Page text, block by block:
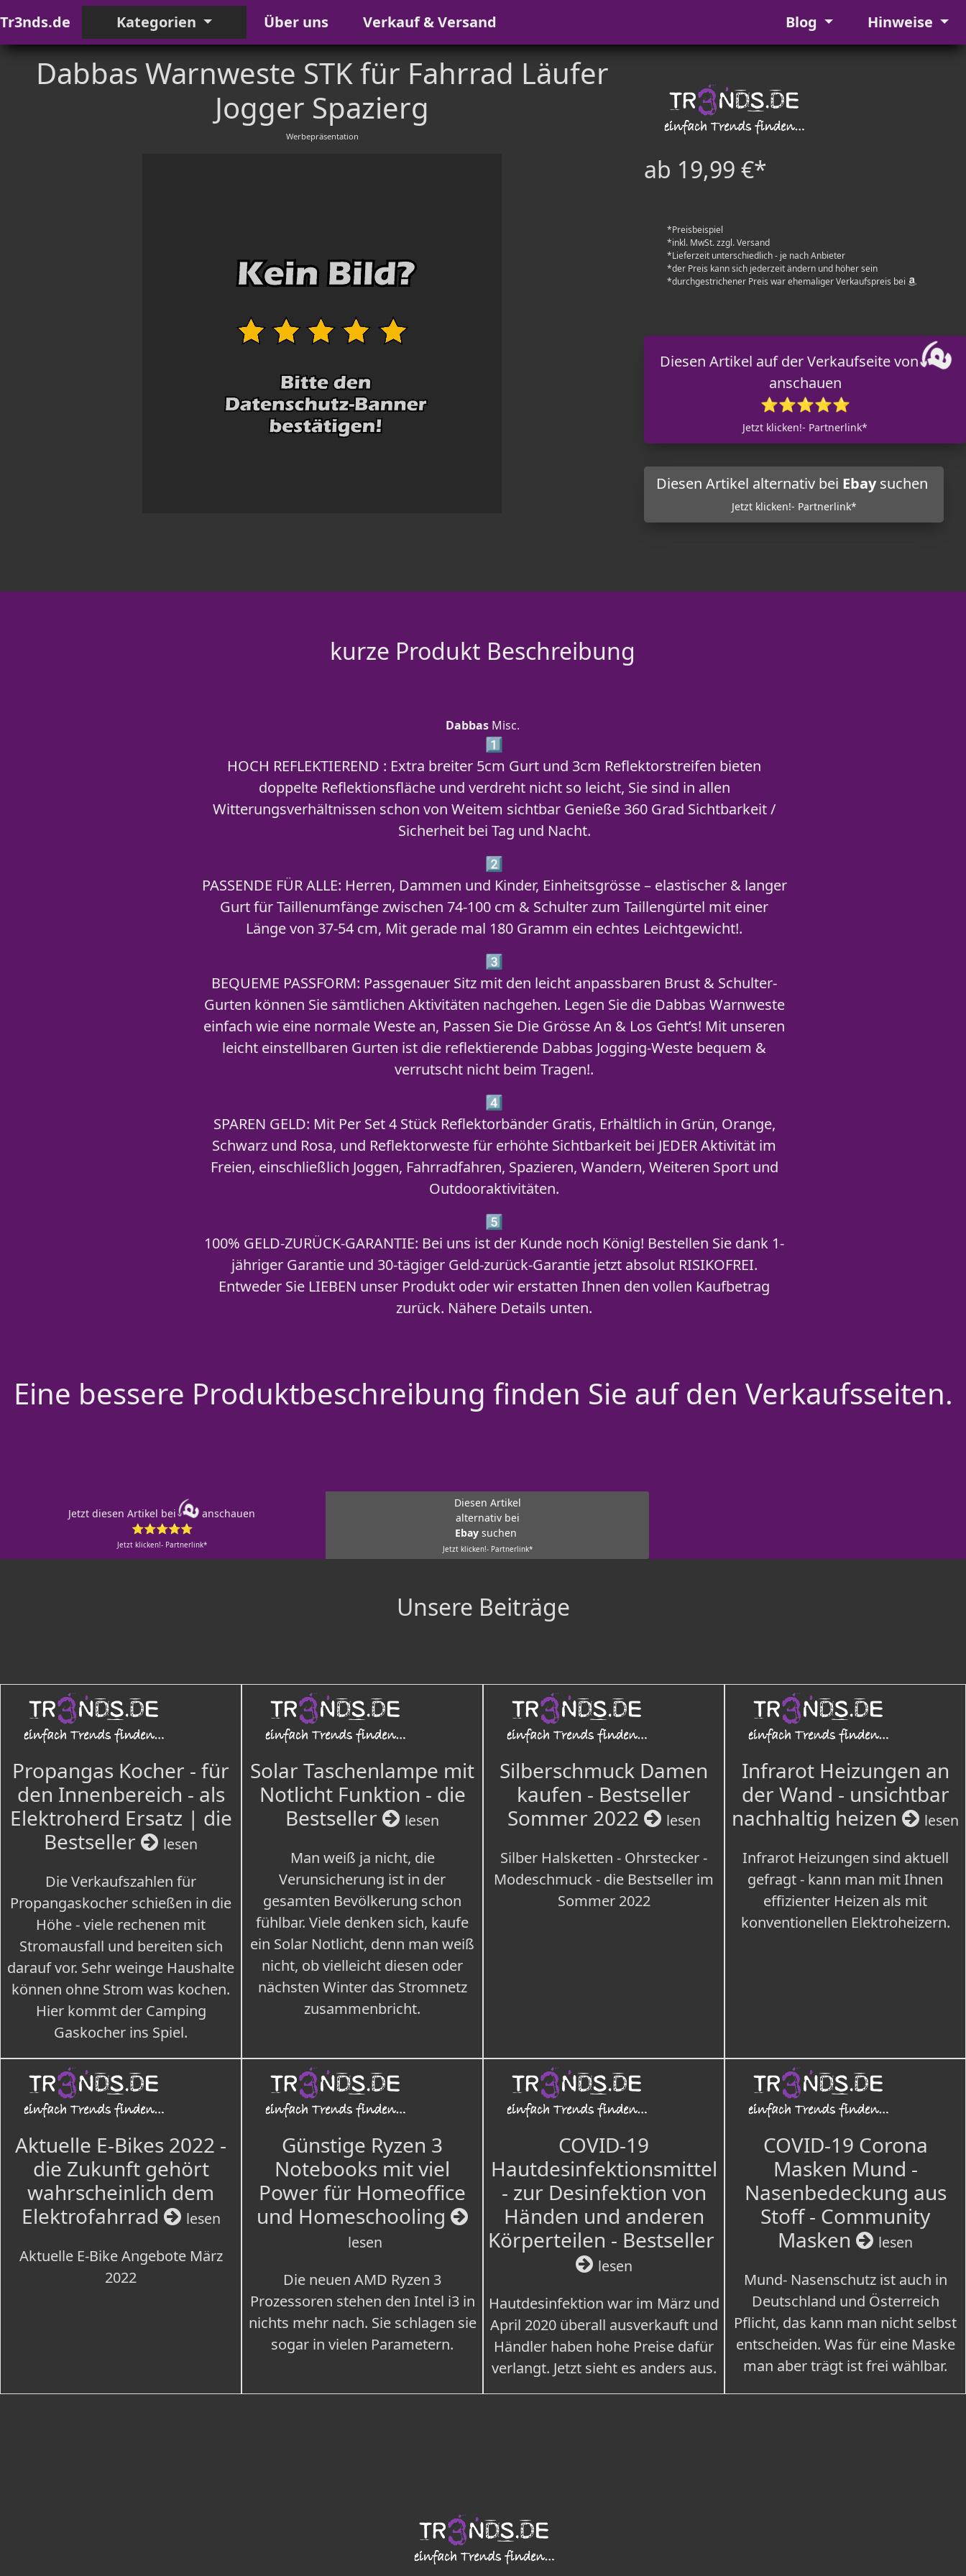
Tr3nds.de Kategorien Über uns Verkauf & Versand Blog Hinweise
Dabbas Warnweste STK für Fahrrad Läufer
Jogger Spazierg
Werbepräsentation
ab 19,99 €*
*Preisbeispiel
*inkl. MwSt. zzgl. Versand
*Lieferzeit unterschiedlich - je nach Anbieter
*der Preis kann sich jederzeit ändern und höher sein
*durchgestrichener Preis war ehemaliger Verkaufspreis bei
Diesen Artikel auf der Verkaufseite von
anschauen
⭐⭐⭐⭐⭐
Jetzt klicken!- Partnerlink*
Diesen Artikel alternativ bei Ebaysuchen
Jetzt klicken!- Partnerlink*
kurze Produkt Beschreibung
Dabbas Misc.
1️⃣
HOCH REFLEKTIEREND : Extra breiter 5cm Gurt und 3cm Reflektorstreifen bieten
doppelte Reflektionsfläche und verdreht nicht so leicht, Sie sind in allen
Witterungsverhältnissen schon von Weitem sichtbar Genieße 360 Grad Sichtbarkeit /
Sicherheit bei Tag und Nacht.
2️⃣
PASSENDE FÜR ALLE: Herren, Dammen und Kinder, Einheitsgrösse – elastischer & langer
Gurt für Taillenumfänge zwischen 74-100 cm & Schulter zum Taillengürtel mit einer
Länge von 37-54 cm, Mit gerade mal 180 Gramm ein echtes Leichtgewicht!.
3️⃣
BEQUEME PASSFORM: Passgenauer Sitz mit den leicht anpassbaren Brust & Schulter-
Gurten können Sie sämtlichen Aktivitäten nachgehen. Legen Sie die Dabbas Warnweste
einfach wie eine normale Weste an, Passen Sie Die Grösse An & Los Geht’s! Mit unseren
leicht einstellbaren Gurten ist die reflektierende Dabbas Jogging-Weste bequem &
verrutscht nicht beim Tragen!.
4️⃣
SPAREN GELD: Mit Per Set 4 Stück Reflektorbänder Gratis, Erhältlich in Grün, Orange,
Schwarz und Rosa, und Reflektorweste für erhöhte Sichtbarkeit bei JEDER Aktivität im
Freien, einschließlich Joggen, Fahrradfahren, Spazieren, Wandern, Weiteren Sport und
Outdooraktivitäten.
5️⃣
100% GELD-ZURÜCK-GARANTIE: Bei uns ist der Kunde noch König! Bestellen Sie dank 1-
jähriger Garantie und 30-tägiger Geld-zurück-Garantie jetzt absolut RISIKOFREI.
Entweder Sie LIEBEN unser Produkt oder wir erstatten Ihnen den vollen Kaufbetrag
zurück. Nähere Details unten.
Eine bessere Produktbeschreibung finden Sie auf den Verkaufsseiten.
Jetzt diesen Artikel bei
anschauen
⭐⭐⭐⭐⭐
Jetzt klicken!- Partnerlink*
Diesen Artikel
alternativ bei
Ebay suchen
Jetzt klicken!- Partnerlink*
Unsere Beiträge
Propangas Kocher - für
den Innenbereich - als
Elektroherd Ersatz | die
Bestseller
lesen
Die Verkaufszahlen für
Propangaskocher schießen in die
Höhe - viele rechenen mit
Stromausfall und bereiten sich
darauf vor. Sehr weinge Haushalte
können ohne Strom was kochen.
Hier kommt der Camping
Gaskocher ins Spiel.
Solar Taschenlampe mit
Notlicht Funktion - die
Bestseller
lesen
Man weiß ja nicht, die
Verunsicherung ist in der
gesamten Bevölkerung schon
fühlbar. Viele denken sich, kaufe
ein Solar Notlicht, denn man weiß
nicht, ob vielleicht diesen oder
nächsten Winter das Stromnetz
zusammenbricht.
Silberschmuck Damen
kaufen - Bestseller
Sommer 2022
lesen
Silber Halsketten - Ohrstecker -
Modeschmuck - die Bestseller im
Sommer 2022
Infrarot Heizungen an
der Wand - unsichtbar
nachhaltig heizen
lesen
Infrarot Heizungen sind aktuell
gefragt - kann man mit Ihnen
effizienter Heizen als mit
konventionellen Elektroheizern.
Aktuelle E-Bikes 2022 -
die Zukunft gehört
wahrscheinlich dem
Elektrofahrrad
lesen
Aktuelle E-Bike Angebote März
2022
Günstige Ryzen 3
Notebooks mit viel
Power für Homeoffice
und Homeschooling
lesen
Die neuen AMD Ryzen 3
Prozessoren stehen den Intel i3 in
nichts mehr nach. Sie schlagen sie
sogar in vielen Parametern.
COVID-19
Hautdesinfektionsmittel
- zur Desinfektion von
Händen und anderen
Körperteilen - Bestseller
lesen
Hautdesinfektion war im März und
April 2020 überall ausverkauft und
Händler haben hohe Preise dafür
verlangt. Jetzt sieht es anders aus.
COVID-19 Corona
Masken Mund -
Nasenbedeckung aus
Stoff - Community
Masken
lesen
Mund- Nasenschutz ist auch in
Deutschland und Österreich
Pflicht, das kann man nicht selbst
entscheiden. Was für eine Maske
man aber trägt ist frei wählbar.